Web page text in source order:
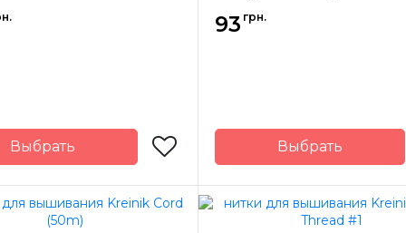
Выбрать
Caron
США
93 грн.
Выбрать
Бренд
Страна-
производитель